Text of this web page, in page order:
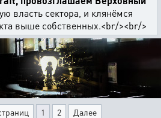
власть сектора, и клянёмся
выше собственных.<br/><br/>
1 2 Далее